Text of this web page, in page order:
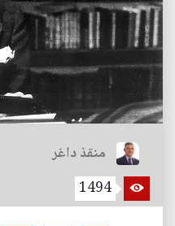
منقذ داغر
1494